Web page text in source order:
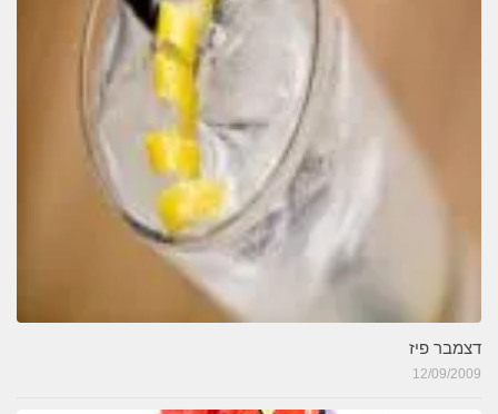
דצמבר פיז
12/09/2009